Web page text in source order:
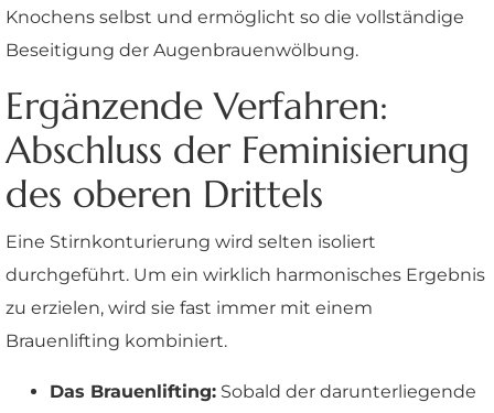
Knochens selbst und ermöglicht so die vollständige
Beseitigung der Augenbrauenwölbung.
Ergänzende Verfahren:
Abschluss der Feminisierung
des oberen Drittels
Eine Stirnkonturierung wird selten isoliert
durchgeführt. Um ein wirklich harmonisches Ergebnis
zu erzielen, wird sie fast immer mit einem
Brauenlifting kombiniert.
Das Brauenlifting: Sobald der darunterliegende